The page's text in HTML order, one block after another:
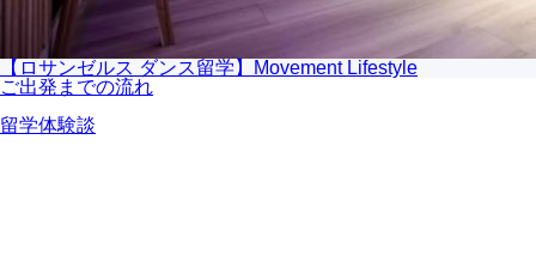
【ロサンゼルス ダンス留学】Movement Lifestyle
ご出発までの流れ
留学体験談